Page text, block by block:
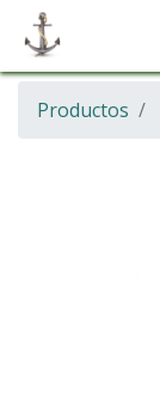
Productos